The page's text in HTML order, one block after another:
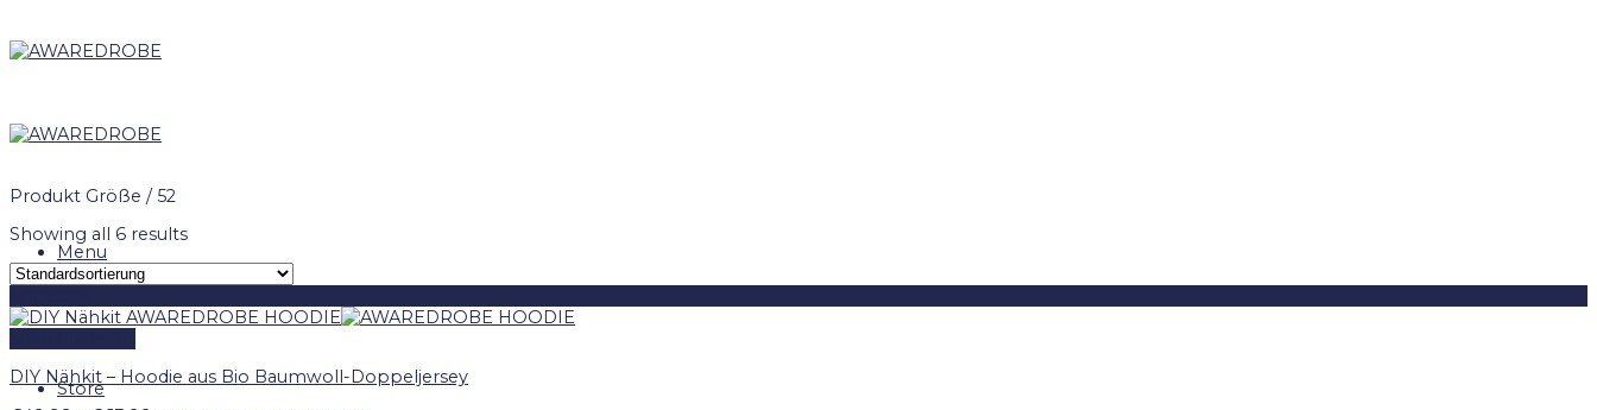
to
content
Menu
Store
Produkt Größe /52
Showing all 6 results
DIY Nähkit – Hoodie aus Bio Baumwoll-Doppeljersey